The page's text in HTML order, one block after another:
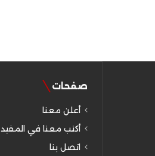
صفحات
أعلن معنا
أكتب معنا في المفيد
اتصل بنا